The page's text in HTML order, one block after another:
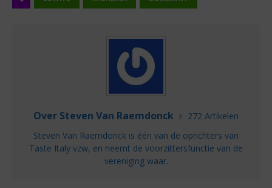
Over Steven Van Raemdonck
272 Artikelen
Steven Van Raemdonck is één van de oprichters van
Taste Italy vzw, en neemt de voorzittersfunctie van de
vereniging waar.